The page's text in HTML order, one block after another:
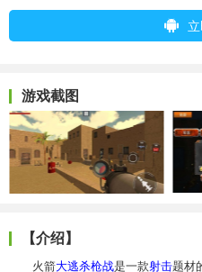
游戏截图
【介绍】
火箭大逃杀枪战是一款射击题材